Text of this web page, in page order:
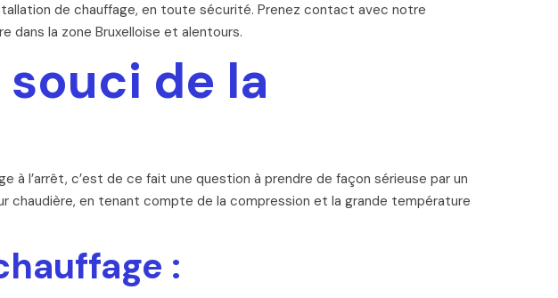
de chauffage, en toute sécurité. Prenez contact avec notre
dans la zone Bruxelloise et alentours.
de la
à l’arrêt, c’est de ce fait une question à prendre de façon sérieuse par un
en tenant compte de la compression et la grande température
: